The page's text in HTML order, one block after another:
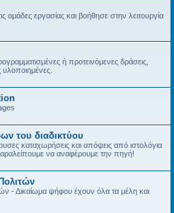
ομάδες εργασίας και βοήθησε στην λειτουργία
ή προτεινόμενες δράσεις,
υλοποιημένες.
του διαδικτύου
καταχωρήσεις και απόψεις από ιστολόγια
να αναφέρουμε την πηγή!
- Δικαίωμα ψήφου έχουν όλα τα μέλη και